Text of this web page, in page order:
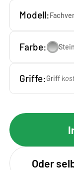
Modell:
Farbe:
Griffe:Griff
Oder